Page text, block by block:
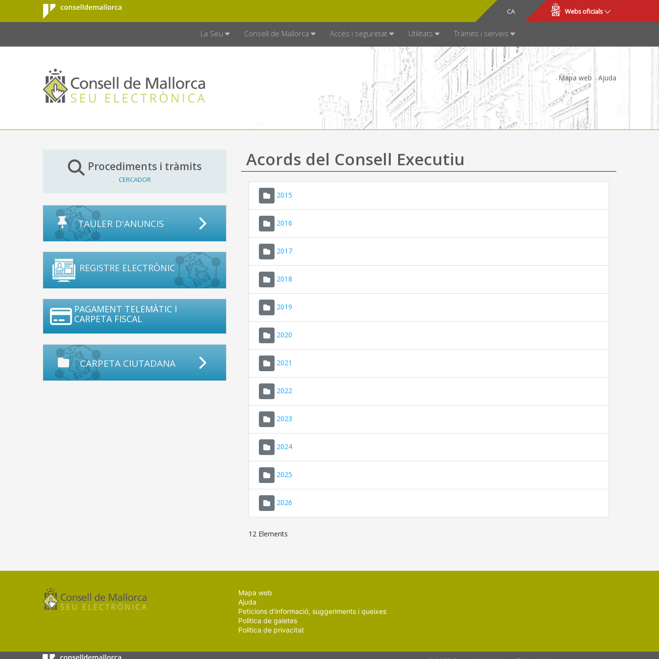
Salta al contingut principal
Consell de
Mallorca
CA
ES Webs oficials
La Seu Consell de Mallorca Accés i seguretat Utilitats Tràmits i serveis
Mapa web Ajuda
Procediments i tràmits
CERCADOR
TAULER D'ANUNCIS
REGISTRE ELECTRÒNIC
PAGAMENT TELEMÀTIC I
CARPETA FISCAL
CARPETA CIUTADANA
Acords del Consell Executiu
2015
2016
2017
2018
2019
2020
2021
2022
2023
2024
2025
2026
12 Elements
Mapa web
Ajuda
Peticions d'informació, suggeriments i queixes
Política de galetes
Política de privacitat